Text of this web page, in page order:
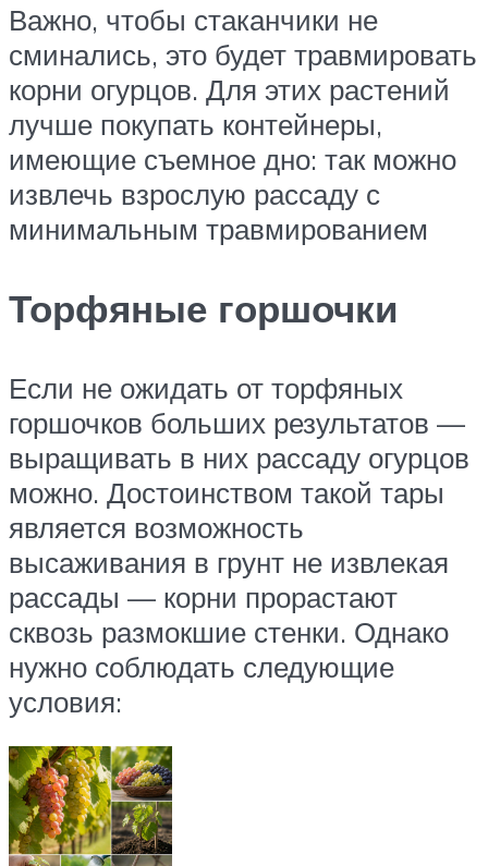
Важно, чтобы стаканчики не
сминались, это будет травмировать
корни огурцов. Для этих растений
лучше покупать контейнеры,
имеющие съемное дно: так можно
извлечь взрослую рассаду с
минимальным травмированием
Торфяные горшочки
Если не ожидать от торфяных
горшочков больших результатов —
выращивать в них рассаду огурцов
можно. Достоинством такой тары
является возможность
высаживания в грунт не извлекая
рассады — корни прорастают
сквозь размокшие стенки. Однако
нужно соблюдать следующие
условия: